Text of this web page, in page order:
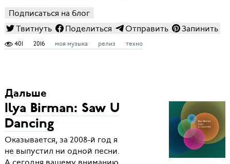
Подписаться на блог
Твитнуть
Поделиться Отправить Запинить
401 2016 моя музыка релиз техно
Дальше
Ilya Birman: Saw U
Dancing
Оказывается, за 2008-й год я
не выпустил ни одной песни.